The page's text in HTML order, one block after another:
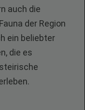
auch die
der Region
ein beliebter
die es